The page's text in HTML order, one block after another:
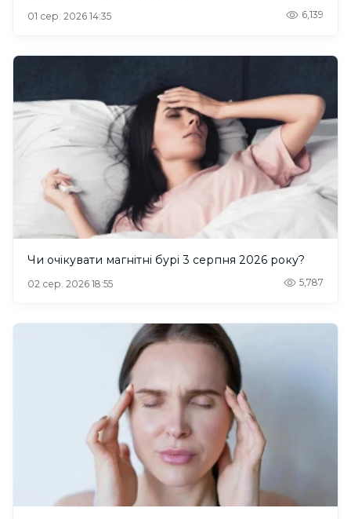
01 сер. 2026 14:35 6,139
Чи очікувати магнітні бурі 3 серпня 2026 року?
02 сер. 2026 18:55 5,787